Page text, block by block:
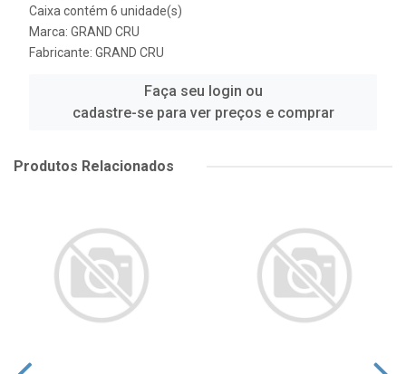
Caixa contém 6 unidade(s)
Marca: GRAND CRU
Fabricante: GRAND CRU
Faça seu login ou
cadastre-se para ver preços e comprar
Produtos Relacionados